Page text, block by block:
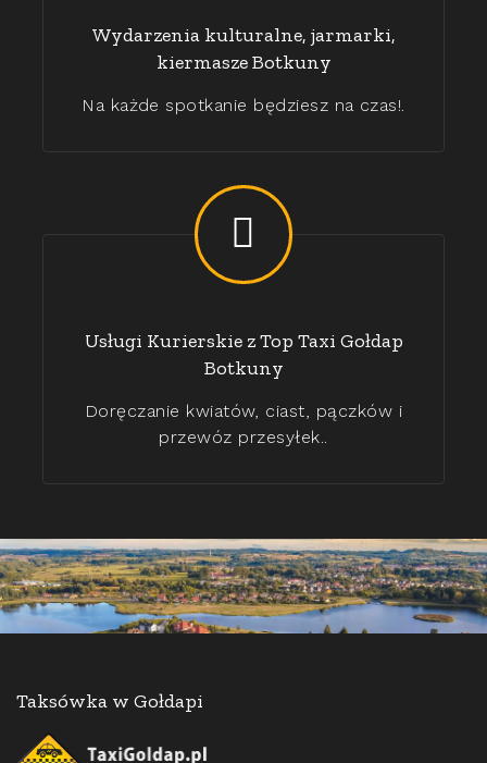
Wydarzenia kulturalne, jarmarki,
kiermasze Botkuny
Na każde spotkanie będziesz na czas!.
Usługi Kurierskie z Top Taxi Gołdap
Botkuny
Doręczanie kwiatów, ciast, pączków i
przewóz przesyłek..
Taksówka w Gołdapi